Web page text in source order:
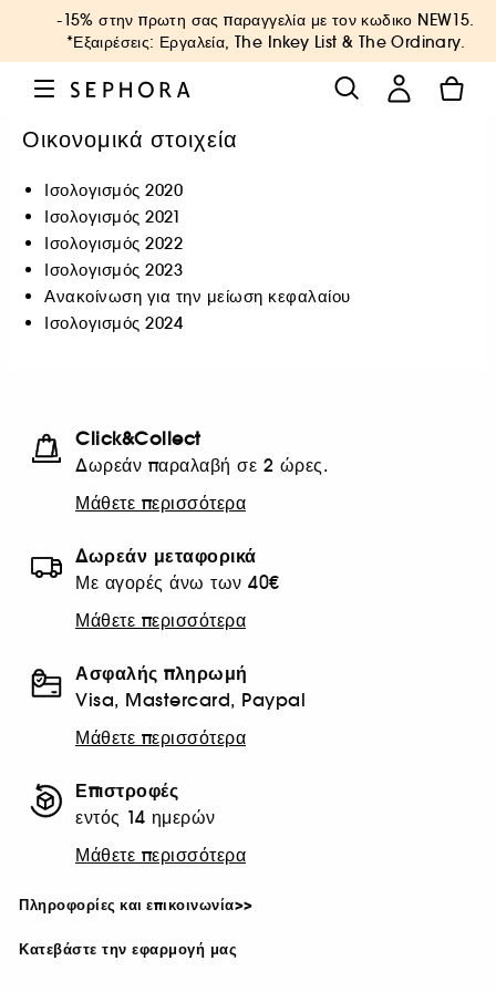
-15% στην πρωτη σας παραγγελία με τον κωδικο NEW15.
*Εξαιρέσεις: Εργαλεία, The Inkey List & The Ordinary.
Οικονομικά στοιχεία
Ισολογισμός 2020
Ισολογισμός 2021
Ισολογισμός 2022
Ισολογισμός 2023
Ανακοίνωση για την μείωση κεφαλαίου
Ισολογισμός 2024
Click&Collect
Δωρεάν παραλαβή σε 2 ώρες.
Μάθετε περισσότερα
Δωρεάν μεταφορικά
Με αγορές άνω των 40€
Μάθετε περισσότερα
Ασφαλής πληρωμή
Visa, Mastercard, Paypal
Μάθετε περισσότερα
Επιστροφές
εντός 14 ημερών
Μάθετε περισσότερα
Πληροφορίες και επικοινωνία>>
Κατεβάστε την εφαρμογή μας